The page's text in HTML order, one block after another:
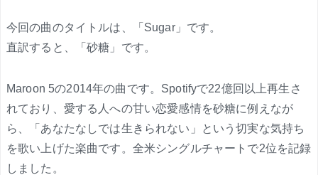
今回の曲のタイトルは、「Sugar」です。
直訳すると、「砂糖」です。
Maroon 5の2014年の曲です。Spotifyで22億回以上再生さ
れており、愛する人への甘い恋愛感情を砂糖に例えなが
ら、「あなたなしでは生きられない」という切実な気持ち
を歌い上げた楽曲です。全米シングルチャートで2位を記録
しました。